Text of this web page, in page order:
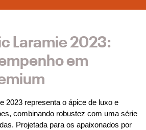
Laramie 2023:
em
2023 representa o ápice de luxo e
combinando robustez com uma série
Projetada para os apaixonados por